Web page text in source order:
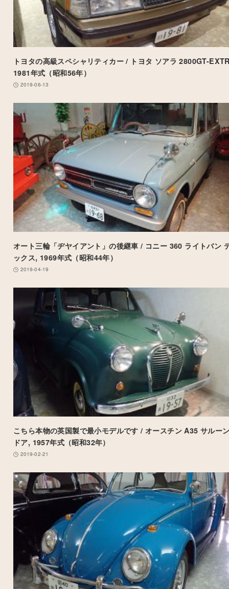
トヨタの高級スペシャリティカー / トヨタ ソアラ 2800GT-
1981年式（昭和56年）
2019-06-13
オート三輪「ヂヤイアント」の後継車 / コニー 360 ライトバン
ックス, 1969年式（昭和44年）
2019-04-19
こちら本物の英国製で最小モデルです / オースチン A35 サルー
ドア, 1957年式（昭和32年）
2019-02-21